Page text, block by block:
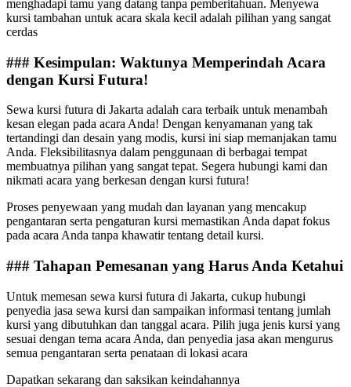
menghadapi tamu yang datang tanpa pemberitahuan. Menyewa
kursi tambahan untuk acara skala kecil adalah pilihan yang sangat
cerdas
### Kesimpulan: Waktunya Memperindah Acara
dengan Kursi Futura!
Sewa kursi futura di Jakarta adalah cara terbaik untuk menambah
kesan elegan pada acara Anda! Dengan kenyamanan yang tak
tertandingi dan desain yang modis, kursi ini siap memanjakan tamu
Anda. Fleksibilitasnya dalam penggunaan di berbagai tempat
membuatnya pilihan yang sangat tepat. Segera hubungi kami dan
nikmati acara yang berkesan dengan kursi futura!
Proses penyewaan yang mudah dan layanan yang mencakup
pengantaran serta pengaturan kursi memastikan Anda dapat fokus
pada acara Anda tanpa khawatir tentang detail kursi.
### Tahapan Pemesanan yang Harus Anda Ketahui
Untuk memesan sewa kursi futura di Jakarta, cukup hubungi
penyedia jasa sewa kursi dan sampaikan informasi tentang jumlah
kursi yang dibutuhkan dan tanggal acara. Pilih juga jenis kursi yang
sesuai dengan tema acara Anda, dan penyedia jasa akan mengurus
semua pengantaran serta penataan di lokasi acara
Dapatkan sekarang dan saksikan keindahannya